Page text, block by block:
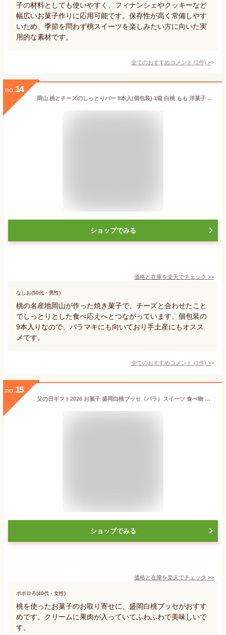
子の材料としても使いやすく、フィナンシェやクッキーなど
幅広いお菓子作りに応用可能です。保存性が高く常備しやす
いため、季節を問わず桃スイーツを楽しみたい方に向いた実
用的な素材です。
全てのおすすめコメント (1件) >
no. 14
岡山 桃とチーズのしっとりバー 9本入(個包装) 1箱 白桃 もも 洋菓子 焼き菓子 スイーツ フルーツ 果物 ケーキ フィナンシェ クッキー ギフト 手土産 お取り寄せ 特産品
ショップでみる
価格と在庫を楽天でチェック >>
なしお(50代・男性)
桃の名産地岡山が作った焼き菓子で、チーズと合わせたこと
でしっとりとした食べ応えへとつながっています。個包装の
9本入りなので、バラマキにも向いており手土産にもオスス
メです。
全てのおすすめコメント (1件) >
no. 15
父の日ギフト2026 お菓子 盛岡白桃ブッセ（バラ）スイーツ 食べ物 ギフト 個包装 洋菓子 メッセージカード ギフト ブッセ 白桃 桃 日付指定 デザート お取り寄せ 楽天 グルメ 人気 お土産 手土産 配送日指定可 焼き菓子
ショップでみる
価格と在庫を楽天でチェック >>
ポポロろ(40代・女性)
桃を使ったお菓子のお取り寄せに、盛岡白桃ブッセがおすす
めです。クリームに果肉が入っていてふわふわで美味しいで
す。